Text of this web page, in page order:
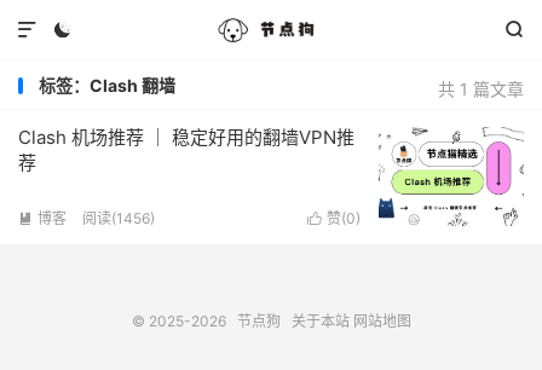
 

共 1 篇文章
标签：Clash 翻墙
Clash 机场推荐 ｜ 稳定好用的翻墙VPN推
荐
 赞(0)
 博客 阅读(1456)
© 2025-2026 节点狗 关于本站 网站地图